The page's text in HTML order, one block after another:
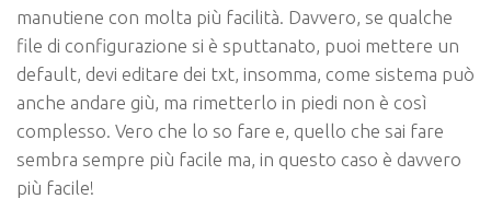
manutiene con molta più facilità. Davvero, se qualche
file di configurazione si è sputtanato, puoi mettere un
default, devi editare dei txt, insomma, come sistema può
anche andare giù, ma rimetterlo in piedi non è così
complesso. Vero che lo so fare e, quello che sai fare
sembra sempre più facile ma, in questo caso è davvero
più facile!